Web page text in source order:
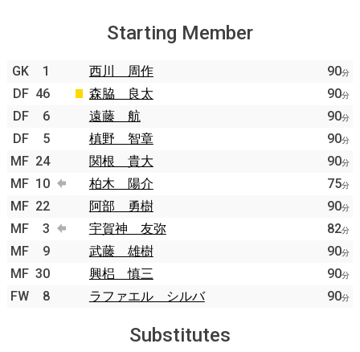
Starting Member
GK 1 西川 周作 90分
DF 46 森脇 良太 90分
DF 6 遠藤 航 90分
DF 5 槙野 智章 90分
MF 24 関根 貴大 90分
MF 10 柏木 陽介 75分
MF 22 阿部 勇樹 90分
MF 3 宇賀神 友弥 82分
MF 9 武藤 雄樹 90分
MF 30 興梠 慎三 90分
FW 8 ラファエル シルバ 90分
Substitutes